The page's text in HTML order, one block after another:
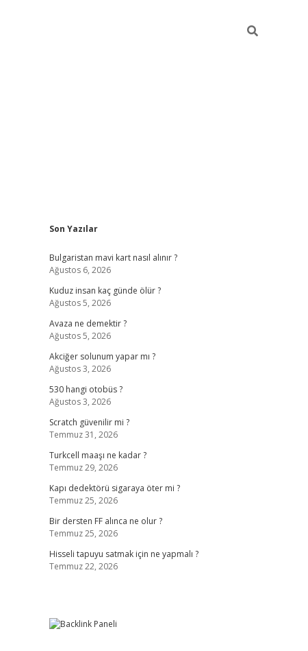
Sidebar
Son Yazılar
Bulgaristan mavi kart nasıl alınır ?
Ağustos 6, 2026
Kuduz insan kaç günde ölür ?
Ağustos 5, 2026
Avaza ne demektir ?
Ağustos 5, 2026
Akciğer solunum yapar mı ?
Ağustos 3, 2026
530 hangi otobüs ?
Ağustos 3, 2026
Scratch güvenilir mi ?
Temmuz 31, 2026
Turkcell maaşı ne kadar ?
Temmuz 29, 2026
Kapı dedektörü sigaraya öter mi ?
Temmuz 25, 2026
Bir dersten FF alınca ne olur ?
Temmuz 25, 2026
Hisseli tapuyu satmak için ne yapmalı ?
Temmuz 22, 2026
betci